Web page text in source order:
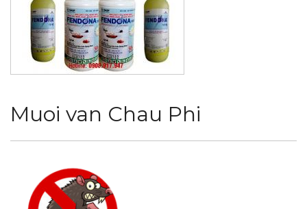
Muoi van Chau Phi